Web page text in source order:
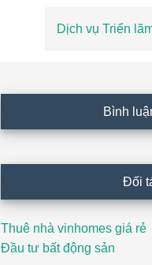
Bài
Dịch vụ Triển
Bình
Đối
Thuê nhà vinhomes giá rẻ
Đầu tư bất động sản